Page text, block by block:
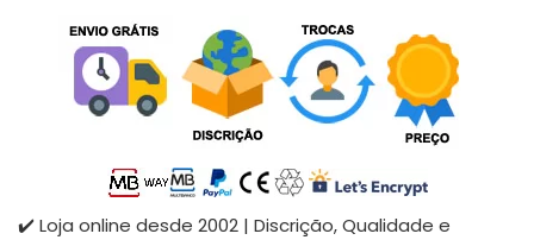
✔️ Loja online desde 2002 | Discrição, Qualidade e